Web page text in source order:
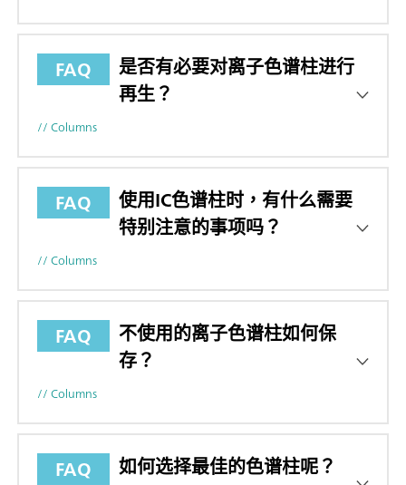
FAQ
是否有必要对离子色谱柱进行
再生？
// Columns
FAQ
使用IC色谱柱时，有什么需要
特别注意的事项吗？
// Columns
FAQ
不使用的离子色谱柱如何保
存？
// Columns
FAQ 如何选择最佳的色谱柱呢？